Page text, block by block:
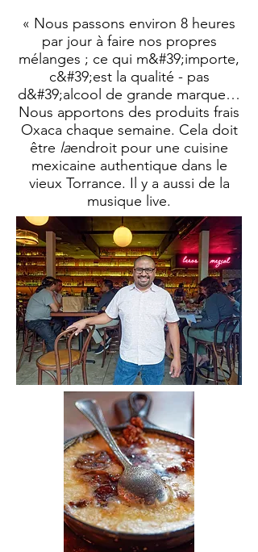
« Nous passons environ 8 heures
par jour à faire nos propres
mélanges ; ce qui m&#39;importe,
c&#39;est la qualité - pas
d&#39;alcool de grande marque…
Nous apportons des produits frais
Oxaca chaque semaine. Cela doit
être laendroit pour une cuisine
mexicaine authentique dans le
vieux Torrance. Il y a aussi de la
musique live.